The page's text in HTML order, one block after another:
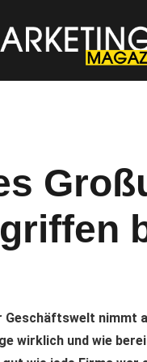
Geschäftswelt nimmt
wirklich und wie